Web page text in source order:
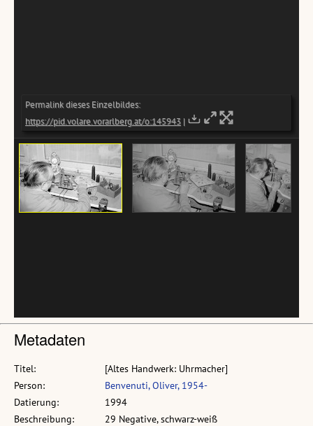
Metadaten
Titel:
[Altes Handwerk: Uhrmacher]
Person:
Benvenuti, Oliver, 1954-
Datierung:
1994
Beschreibung:
29 Negative, schwarz-weiß